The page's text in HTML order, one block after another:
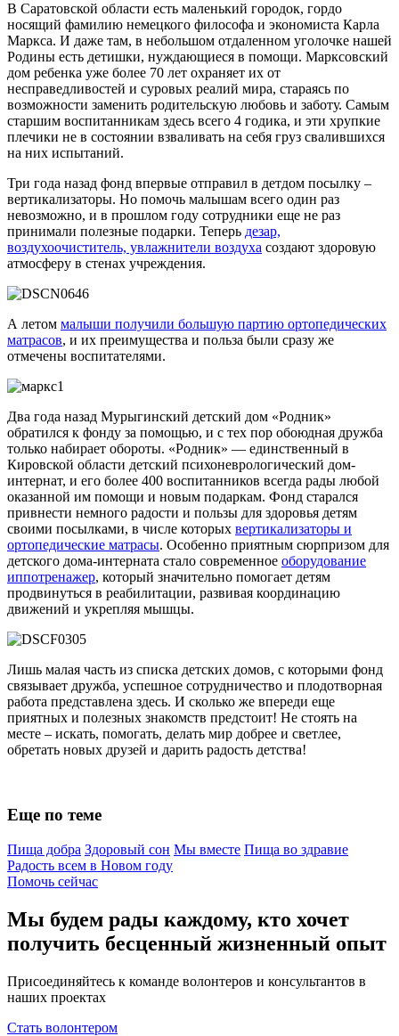
В Саратовской области есть маленький городок, гордо
носящий фамилию немецкого философа и экономиста Карла
Маркса. И даже там, в небольшом отдаленном уголочке нашей
Родины есть детишки, нуждающиеся в помощи. Марксовский
дом ребенка уже более 70 лет охраняет их от
несправедливостей и суровых реалий мира, стараясь по
возможности заменить родительскую любовь и заботу. Самым
старшим воспитанникам здесь всего 4 годика, и эти хрупкие
плечики не в состоянии взваливать на себя груз свалившихся
на них испытаний.
Три года назад фонд впервые отправил в детдом посылку –
вертикализаторы. Но помочь малышам всего один раз
невозможно, и в прошлом году сотрудники еще не раз
принимали полезные подарки. Теперь дезар,
воздухоочиститель, увлажнители воздуха создают здоровую
атмосферу в стенах учреждения.
А летом малыши получили большую партию ортопедических
матрасов, и их преимущества и польза были сразу же
отмечены воспитателями.
Два года назад Мурыгинский детский дом «Родник»
обратился к фонду за помощью, и с тех пор обоюдная дружба
только набирает обороты. «Родник» — единственный в
Кировской области детский психоневрологический дом-
интернат, и его более 400 воспитанников всегда рады любой
оказанной им помощи и новым подаркам. Фонд старался
привнести немного радости и пользы для здоровья детям
своими посылками, в числе которых вертикализаторы и
ортопедические матрасы. Особенно приятным сюрпризом для
детского дома-интерната стало современное оборудование
иппотренажер, который значительно помогает детям
продвинуться в реабилитации, развивая координацию
движений и укрепляя мышцы.
Лишь малая часть из списка детских домов, с которыми фонд
связывает дружба, успешное сотрудничество и плодотворная
работа представлена здесь. И сколько же впереди еще
приятных и полезных знакомств предстоит! Не стоять на
месте – искать, помогать, делать мир добрее и светлее,
обретать новых друзей и дарить радость детства!
Еще по теме
Пища добра Здоровый сон Мы вместе Пища во здравие
Радость всем в Новом году
Помочь сейчас
Мы будем рады каждому, кто хочет
получить бесценный жизненный опыт
Присоединяйтесь к команде волонтеров и консультантов в
наших проектах
Стать волонтером